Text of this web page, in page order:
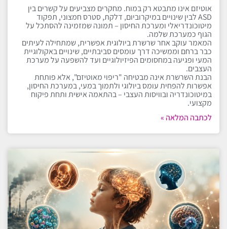
אוטיזם אינו מתבטא רק במוח. מחקרים מצביעים על קשרים בין
ASD לבין שינויים במיקרוביום, דלקת, סטרס חמצוני, תפקוד
מיטוכונדריאלי ומערכת החיסון – תמונה שמזמינה להסתכל על
הגוף כמערכת שלמה.
המאמר עוקב אחר שרשרת ביולוגית אפשרית, שמתחילה לעיתים
כבר ברחם וממשיכה דרך עומסים סביבתיים, שינויים באקולוגיית
המעי ופגיעה במחסומים הפיזיולוגיים ועד להשפעה על מערכת
העצבים.
הבנת השרשרת אינה מבטיחה "ריפוי מאוטיזם", אלא פותחת
אפשרות להפחית עומס ביולוגי ולתמוך במעי, במערכת החיסון,
במיטוכונדריה ובוויסות העצבי – בהתאמה אישית ותחת פיקוח
מקצועי.
לכתבה המלאה »